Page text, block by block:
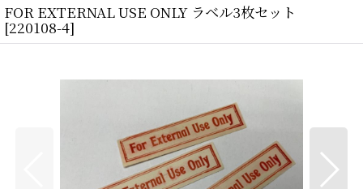
FOR EXTERNAL USE ONLY ラベル3枚セット
[220108-4]